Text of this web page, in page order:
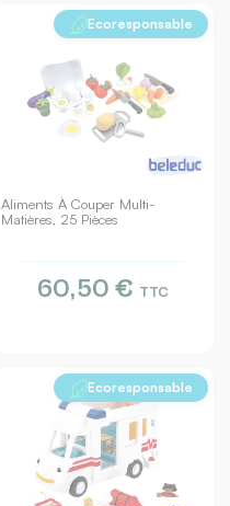
Aliments À Couper Multi-
Matières, 25 Pièces
Ecoresponsable
60,50 € TTC
Ecoresponsable